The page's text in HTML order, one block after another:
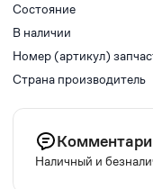
Состояние
В наличии
Номер (артикул)
Страна производитель
Наличный и